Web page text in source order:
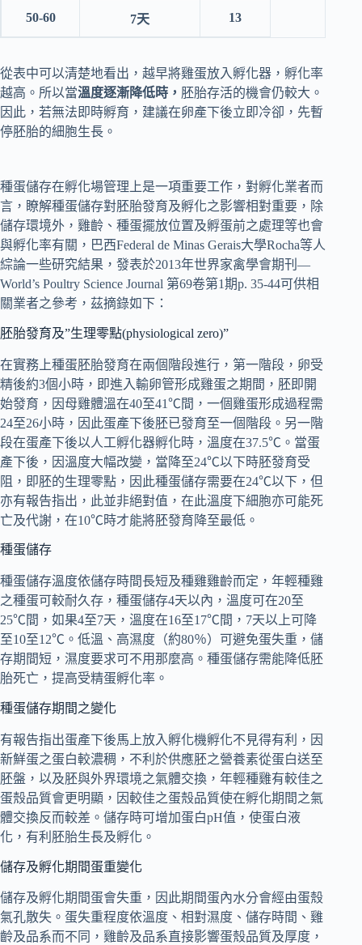
50-60 7天 13
從表中可以清楚地看出，越早將雞蛋放入孵化器，孵化率
越高。所以當溫度逐漸降低時， 胚胎存活的機會仍較大。
因此，若無法即時孵育，建議在卵產下後立即冷卻，先暫
停胚胎的細胞生長。
種蛋儲存在孵化場管理上是一項重要工作，對孵化業者而
言，瞭解種蛋儲存對胚胎發育及孵化之影響相對重要，除
儲存環境外，雞齡、種蛋擺放位置及孵蛋前之處理等也會
與孵化率有關，巴西Federal de Minas Gerais大學Rocha等人
綜論一些研究結果，發表於2013年世界家禽學會期刊—
World’s Poultry Science Journal 第69卷第1期p. 35-44可供相
關業者之參考，茲摘錄如下：
胚胎發育及”生理零點(physiological zero)”
在實務上種蛋胚胎發育在兩個階段進行，第一階段，卵受
精後約3個小時，即進入輸卵管形成雞蛋之期間，胚即開
始發育，因母雞體溫在40至41℃間，一個雞蛋形成過程需
24至26小時，因此蛋產下後胚已發育至一個階段。另一階
段在蛋產下後以人工孵化器孵化時，溫度在37.5℃。當蛋
產下後，因溫度大幅改變，當降至24℃以下時胚發育受
阻，即胚的生理零點，因此種蛋儲存需要在24℃以下，但
亦有報告指出，此並非絕對值，在此溫度下細胞亦可能死
亡及代謝，在10℃時才能將胚發育降至最低。
種蛋儲存
種蛋儲存溫度依儲存時間長短及種雞雞齡而定，年輕種雞
之種蛋可較耐久存，種蛋儲存4天以內，溫度可在20至
25℃間，如果4至7天，溫度在16至17℃間，7天以上可降
至10至12℃。低溫、高濕度（約80％）可避免蛋失重，儲
存期間短，濕度要求可不用那麼高。種蛋儲存需能降低胚
胎死亡，提高受精蛋孵化率。
種蛋儲存期間之變化
有報告指出蛋產下後馬上放入孵化機孵化不見得有利，因
新鮮蛋之蛋白較濃稠，不利於供應胚之營養素從蛋白送至
胚盤，以及胚與外界環境之氣體交換，年輕種雞有較佳之
蛋殼品質會更明顯，因較佳之蛋殼品質使在孵化期間之氣
體交換反而較差。儲存時可增加蛋白pH值，使蛋白液
化，有利胚胎生長及孵化。
儲存及孵化期間蛋重變化
儲存及孵化期間蛋會失重，因此期間蛋內水分會經由蛋殼
氣孔散失。蛋失重程度依溫度、相對濕度、儲存時間、雞
齡及品系而不同，雞齡及品系直接影響蛋殼品質及厚度，